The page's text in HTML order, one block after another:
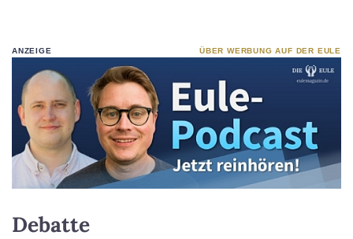
ANZEIGE ÜBER WERBUNG AUF DER EULE
Debatte